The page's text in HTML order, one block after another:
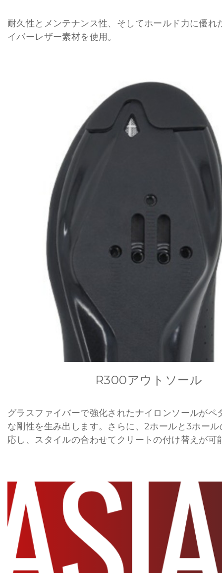
耐久性とメンテナンス性、そしてホールド力に優れ
イバーレザー素材を使用。
R300アウトソール
グラスファイバーで強化されたナイロンソールがペ
な剛性を生み出します。さらに、2ホールと3ホー
応し、スタイルの合わせてクリートの付け替えが可